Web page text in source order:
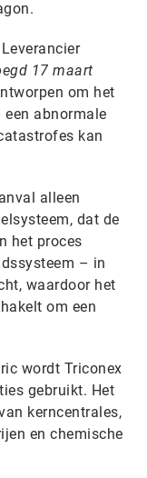
17 maart
om het
abnormale
kan
alleen
dat de
het proces
– in
waardoor het
om een
wordt Triconex
gebruikt. Het
kerncentrales,
en chemische